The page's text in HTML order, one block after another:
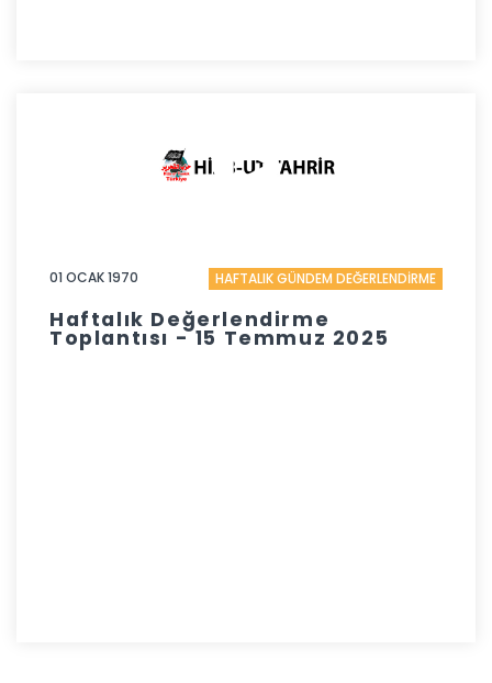
01 OCAK 1970 HAFTALIK GÜNDEM DEĞERLENDİRME
Haftalık Değerlendirme
Toplantısı - 15 Temmuz 2025